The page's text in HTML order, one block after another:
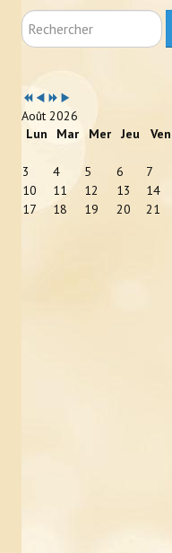
Où trouver un apiculteur ?
ÉVÉNEMENTS
LIENS
Rechercher
Année
précédente
Mois
précédent
Année
suivante
Mois
suivant
Août 2026
Lun
Mar Mer Jeu Ven
3
4 5 6 7
10
11 12 13 14
17
18 19 20 21